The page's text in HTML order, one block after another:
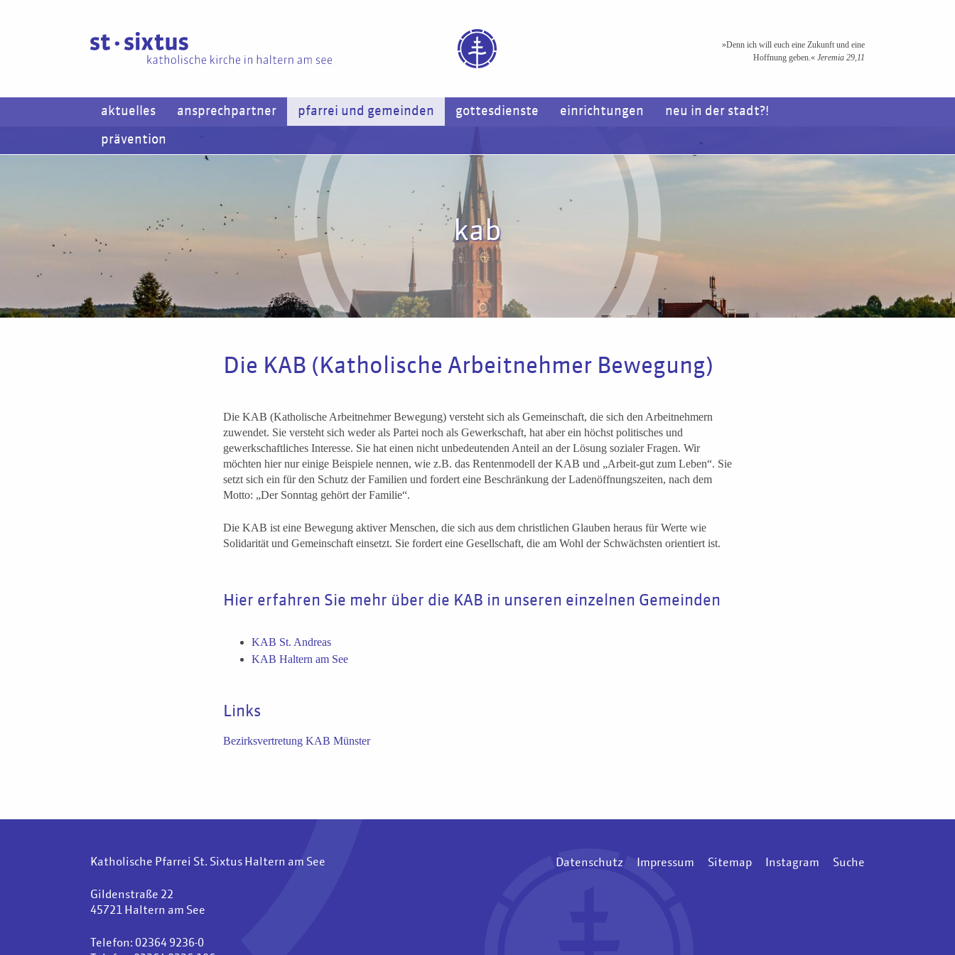
»Denn ich will euch eine Zukunft und eine
Hoffnung geben.« Jeremia 29,11
aktuelles ansprechpartner pfarrei und gemeinden gottesdienste einrichtungen neu in der stadt?!
prävention
kab
Die KAB (Katholische Arbeitnehmer Bewegung)
Die KAB (Katholische Arbeitnehmer Bewegung) versteht sich als Gemeinschaft, die sich den Arbeitnehmern
zuwendet. Sie versteht sich weder als Partei noch als Gewerkschaft, hat aber ein höchst politisches und
gewerkschaftliches Interesse. Sie hat einen nicht unbedeutenden Anteil an der Lösung sozialer Fragen. Wir
möchten hier nur einige Beispiele nennen, wie z.B. das Rentenmodell der KAB und „Arbeit-gut zum Leben“. Sie
setzt sich ein für den Schutz der Familien und fordert eine Beschränkung der Ladenöffnungszeiten, nach dem
Motto: „Der Sonntag gehört der Familie“.
Die KAB ist eine Bewegung aktiver Menschen, die sich aus dem christlichen Glauben heraus für Werte wie
Solidarität und Gemeinschaft einsetzt. Sie fordert eine Gesellschaft, die am Wohl der Schwächsten orientiert ist.
Hier erfahren Sie mehr über die KAB in unseren einzelnen Gemeinden
KAB St. Andreas
KAB Haltern am See
Links
Bezirksvertretung KAB Münster
Katholische Pfarrei St. Sixtus Haltern am See
Gildenstraße 22
45721 Haltern am See
Telefon: 02364 9236-0
Datenschutz Impressum Sitemap Instagram Suche